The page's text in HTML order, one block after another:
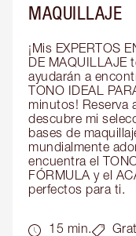
MAQUILLAJE
¡Mis EXPERTOS
DE MAQUILLAJE
ayudarán a
TONO IDEAL
minutos! Reserva
descubre mi
bases de
mundialmente
encuentra el
FÓRMULA y el
perfectos para ti.
15 min.